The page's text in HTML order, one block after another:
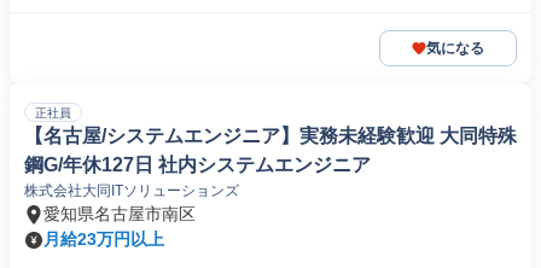
気になる
正社員
【名古屋/システムエンジニア】実務未経験歓迎 大同特殊
鋼G/年休127日 社内システムエンジニア
株式会社大同ITソリューションズ
愛知県名古屋市南区
月給23万円以上